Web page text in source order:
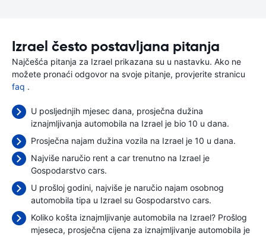
Izrael često postavljana pitanja
Najčešća pitanja za Izrael prikazana su u nastavku. Ako ne
možete pronaći odgovor na svoje pitanje, provjerite stranicu
faq .
U posljednjih mjesec dana, prosječna dužina
iznajmljivanja automobila na Izrael je bio 10 u dana.
Prosječna najam dužina vozila na Izrael je 10 u dana.
Najviše naručio rent a car trenutno na Izrael je
Gospodarstvo cars.
U prošloj godini, najviše je naručio najam osobnog
automobila tipa u Izrael su Gospodarstvo cars.
Koliko košta iznajmljivanje automobila na Izrael? Prošlog
mjeseca, prosječna cijena za iznajmljivanje automobila je